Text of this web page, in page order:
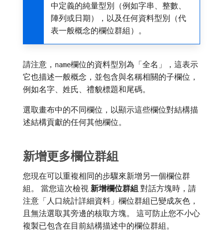
中定義的純量型別（例如字串、整數、
陣列或日期），以及任何資料型別（代
表一般概念的欄位群組）。
請注意， name欄位的資料型別為「全名」，這表示
它也描述一般概念，並包含與名稱相關的子欄位，
例如名字、姓氏、禮貌標題和尾碼。
選取畫布中的不同欄位，以顯示這些欄位對結構描
述結構貢獻的任何其他欄位。
新增更多欄位群組
您現在可以重複相同的步驟來新增另一個欄位群
組。 當您這次檢視​ 新增欄位群組 ​對話方塊時，請
注意「人口統計詳細資料」欄位群組已變成灰色，
且無法選取其旁邊的核取方塊。 這可防止您不小心
複製已包含在目前結構描述中的欄位群組。